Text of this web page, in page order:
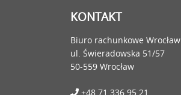
KONTAKT
Biuro rachunkowe Wrocław
ul. Świeradowska 51/57
50-559 Wrocław
+48 71 336 95 21